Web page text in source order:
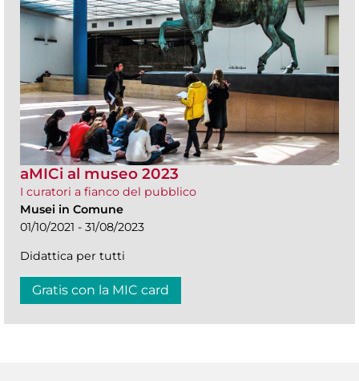
aMICi al museo 2023
I curatori a fianco del pubblico
Musei in Comune
01/10/2021 - 31/08/2023
Didattica per tutti
Gratis con la MIC card